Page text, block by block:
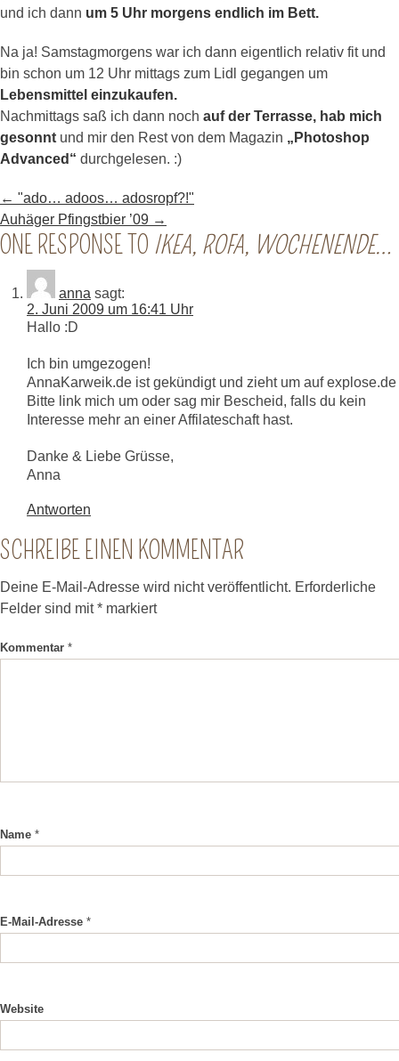
und ich dann um 5 Uhr morgens endlich im Bett.
Na ja! Samstagmorgens war ich dann eigentlich relativ fit und
bin schon um 12 Uhr mittags zum Lidl gegangen um
Lebensmittel einzukaufen.
Nachmittags saß ich dann noch auf der Terrasse, hab mich
gesonnt und mir den Rest von dem Magazin „Photoshop
Advanced“ durchgelesen. :)
← "ado… adoos… adosropf?!"
Auhäger Pfingstbier ’09 →
ONE RESPONSE TO IKEA, ROFA, WOCHENENDE…
anna sagt:
2. Juni 2009 um 16:41 Uhr
Hallo :D
Ich bin umgezogen!
AnnaKarweik.de ist gekündigt und zieht um auf explose.de
Bitte link mich um oder sag mir Bescheid, falls du kein
Interesse mehr an einer Affilateschaft hast.
Danke & Liebe Grüsse,
Anna
Antworten
SCHREIBE EINEN KOMMENTAR
Deine E-Mail-Adresse wird nicht veröffentlicht. Erforderliche
Felder sind mit* markiert
Kommentar *
Name *
E-Mail-Adresse *
Website